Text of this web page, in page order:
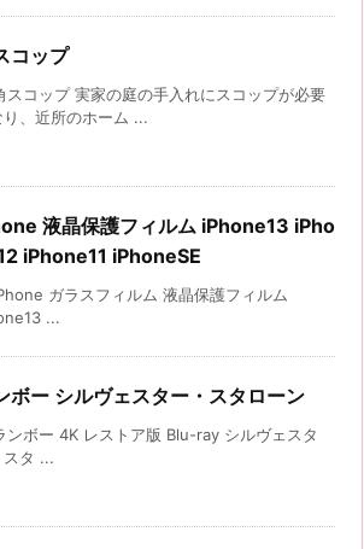
コップ
コップ 実家の庭の手入れにスコップが必要
り、近所のホーム ...
液晶保護フィルム iPhone13 iPho
iPhone11 iPhoneSE
ガラスフィルム 液晶保護フィルム
...
ボー シルヴェスター・スタローン
ボー 4K レストア版 Blu-ray シルヴェスタ
スタ ...